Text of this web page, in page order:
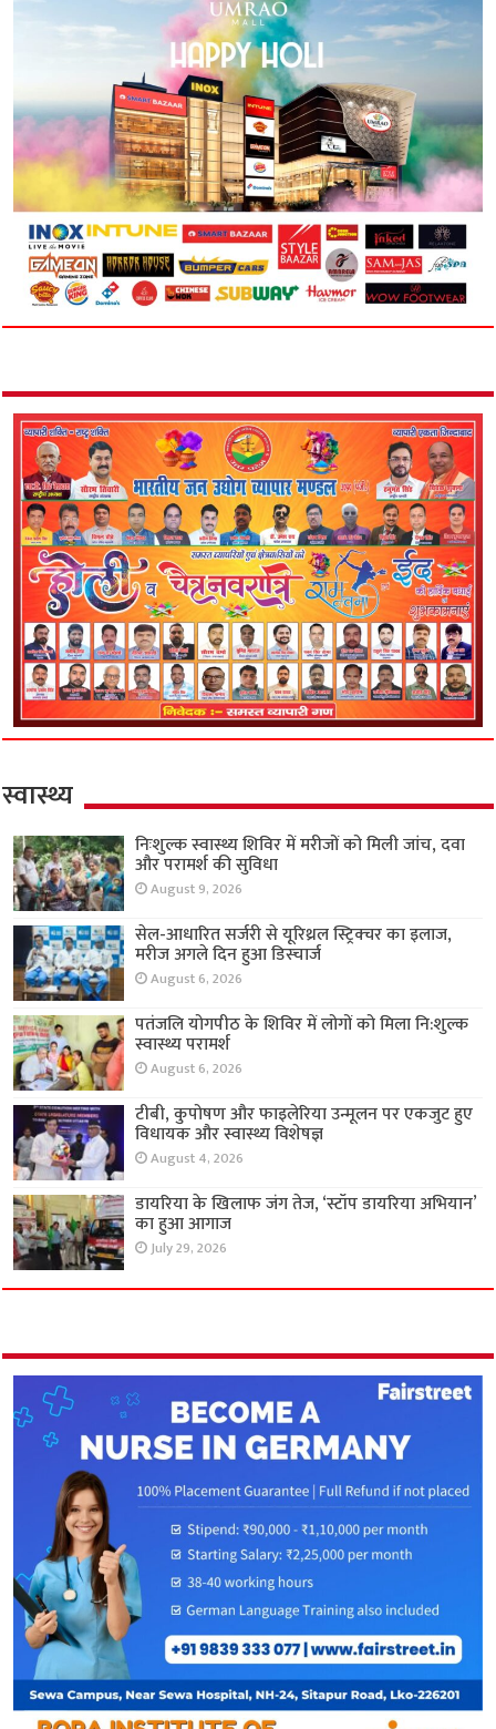
स्वास्थ्य
निःशुल्क स्वास्थ्य शिविर में मरीजों को मिली जांच, दवा
और परामर्श की सुविधा
August 9, 2026
सेल-आधारित सर्जरी से यूरिथ्रल स्ट्रिक्चर का इलाज,
मरीज अगले दिन हुआ डिस्चार्ज
August 6, 2026
पतंजलि योगपीठ के शिविर में लोगों को मिला नि:शुल्क
स्वास्थ्य परामर्श
August 6, 2026
टीबी, कुपोषण और फाइलेरिया उन्मूलन पर एकजुट हुए
विधायक और स्वास्थ्य विशेषज्ञ
August 4, 2026
डायरिया के खिलाफ जंग तेज, ‘स्टॉप डायरिया अभियान’
का हुआ आगाज
July 29, 2026